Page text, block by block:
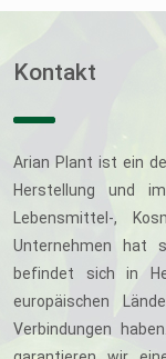
Kontakt
Arian Plant ist ein
Herstellung und
Lebensmittel-,
Unternehmen hat
befindet sich in
europäischen
Verbindungen